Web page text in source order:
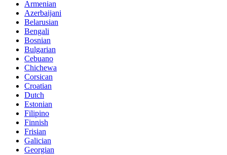
Armenian
Azerbaijani
Belarusian
Bengali
Bosnian
Bulgarian
Cebuano
Chichewa
Corsican
Croatian
Dutch
Estonian
Filipino
Finnish
Frisian
Galician
Georgian